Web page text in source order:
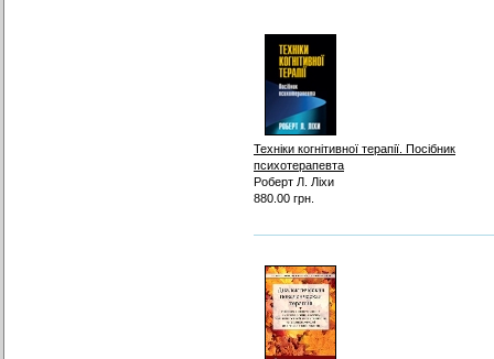
Техніки когнітивної терапії. Посібник
психотерапевта
Роберт Л. Ліхи
880.00 грн.